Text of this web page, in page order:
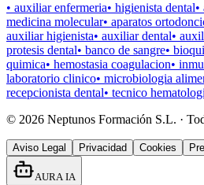
• auxiliar enfermeria• higienista dental•
medicina molecular• aparatos
auxiliar higienista• auxiliar dental•
protesis dental• banco de sangre•
quimica• hemostasia coagulacion•
laboratorio clinico• microbiologia
recepcionista dental• tecnico
© 2026 Neptunos Formación S.L. ·
Aviso Legal Privacidad Cookies
AURA IA